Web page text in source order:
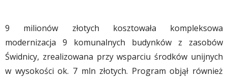
9 milionów złotych kosztowała kompleksowa
modernizacja 9 komunalnych budynków z zasobów
Świdnicy, zrealizowana przy wsparciu środków unijnych
w wysokości ok. 7 mln złotych. Program objął również